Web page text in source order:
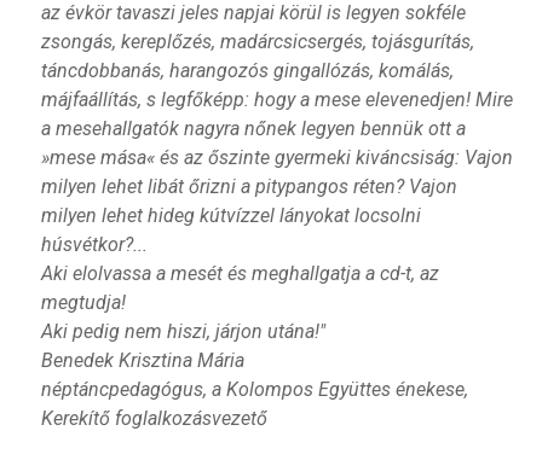
az évkör tavaszi jeles napjai körül is legyen sokféle
zsongás, kereplőzés, madárcsicsergés, tojásgurítás,
táncdobbanás, harangozós gingallózás, komálás,
májfaállítás, s legfőképp: hogy a mese elevenedjen! Mire
a mesehallgatók nagyra nőnek legyen bennük ott a
»mese mása« és az őszinte gyermeki kiváncsiság: Vajon
milyen lehet libát őrizni a pitypangos réten? Vajon
milyen lehet hideg kútvízzel lányokat locsolni
húsvétkor?...
Aki elolvassa a mesét és meghallgatja a cd-t, az
megtudja!
Aki pedig nem hiszi, járjon utána!"
Benedek Krisztina Mária
néptáncpedagógus, a Kolompos Együttes énekese,
Kerekítő foglalkozásvezető